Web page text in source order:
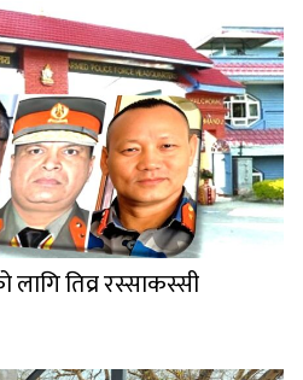
लागि तिव्र रस्साकस्सी